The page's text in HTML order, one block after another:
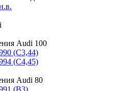
Audi 100
(С3,44)
(С4,45)
Audi 80
(B3)